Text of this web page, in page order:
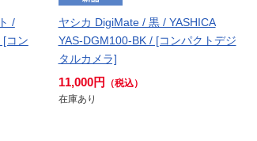
/
[コン
ヤシカ DigiMate / 黒 / YASHICA
YAS-DGM100-BK / [コンパクトデジ
タルカメラ]
11,000円
（税込）
在庫あり